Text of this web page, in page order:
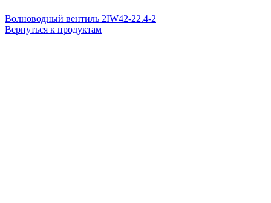
Волноводный вентиль 2IW42-22.4-2
Вернуться к продуктам